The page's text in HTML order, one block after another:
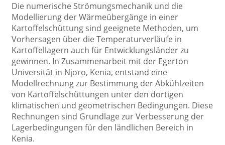
Die numerische Strömungsmechanik und die
Modellierung der Wärmeübergänge in einer
Kartoffelschüttung sind geeignete Methoden, um
Vorhersagen über die Temperaturverläufe in
Kartoffellagern auch für Entwicklungsländer zu
gewinnen. In Zusammenarbeit mit der Egerton
Universität in Njoro, Kenia, entstand eine
Modellrechnung zur Bestimmung der Abkühlzeiten
von Kartoffelschüttungen unter den dortigen
klimatischen und geometrischen Bedingungen. Diese
Rechnungen sind Grundlage zur Verbesserung der
Lagerbedingungen für den ländlichen Bereich in
Kenia.